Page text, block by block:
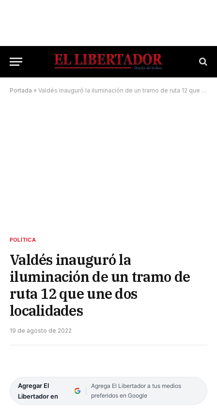
Portada » Valdés inauguró la iluminación de un tramo de ruta 12 que une dos localidades
POLÍTICA
Valdés inauguró la
iluminación de un tramo de
ruta 12 que une dos
localidades
19 de agosto de 2022
Agregar El
Libertador en
Agrega El Libertador a tus medios
preferidos en Google